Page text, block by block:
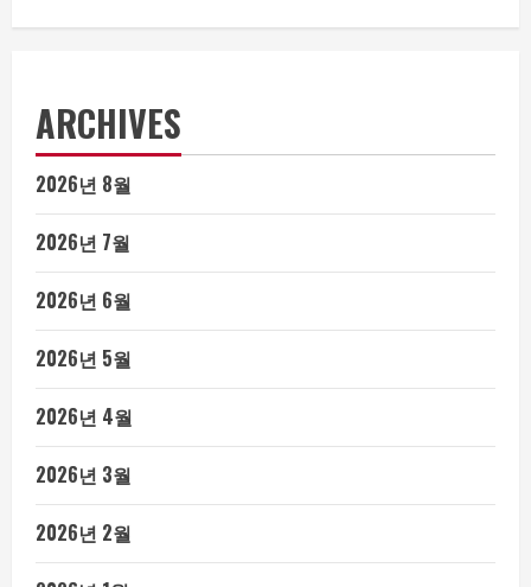
ARCHIVES
2026년 8월
2026년 7월
2026년 6월
2026년 5월
2026년 4월
2026년 3월
2026년 2월